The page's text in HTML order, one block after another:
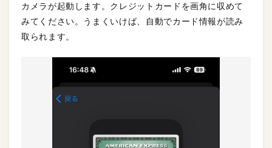
カメラが起動します。クレジットカードを画角に収めて
みてください。うまくいけば、自動でカード情報が読み
取られます。